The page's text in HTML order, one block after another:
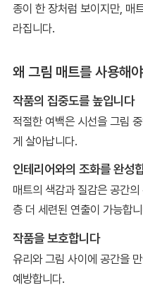
종이 한 장처럼 보이지만, 매
라집니다.
왜 그림 매트를 사용해
작품의 집중도를 높입니다
적절한 여백은 시선을 그림
게 살아납니다.
인테리어와의 조화를 완성
매트의 색감과 질감은 공간
층 더 세련된 연출이 가능합
작품을 보호합니다
유리와 그림 사이에 공간을
예방합니다.